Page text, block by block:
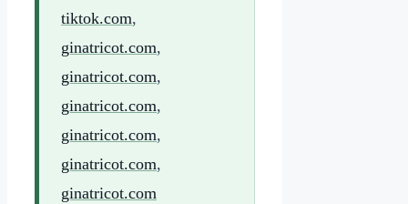
tiktok.com,
ginatricot.com,
ginatricot.com,
ginatricot.com,
ginatricot.com,
ginatricot.com,
ginatricot.com